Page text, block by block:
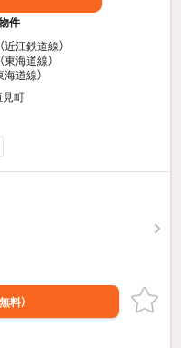
件
近江鉄道線）
東海道線）
海道線）
見町
無料）